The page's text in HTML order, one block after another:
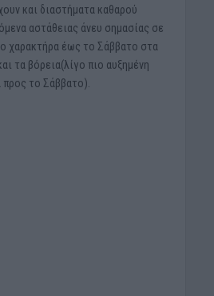
και διαστήματα καθαρού
αστάθειας άνευ σημασίας σε
χαρακτήρα έως το Σάββατο στα
τα βόρεια(λίγο πιο αυξημένη
προς το Σάββατο).